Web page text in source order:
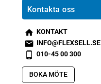
Kontakta oss
s
m
t2
KONTAKT
s
m
t1
INFO@FLEXSELL.SE
s
m
010-45 00 300
BOKA MÖTE